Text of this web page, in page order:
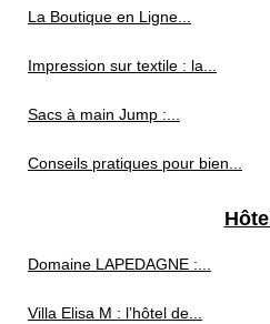
La Boutique en Ligne...
Impression sur textile : la...
Sacs à main Jump :...
Conseils pratiques pour bien...
Hôtel
Domaine LAPEDAGNE :...
Villa Elisa M : l’hôtel de...